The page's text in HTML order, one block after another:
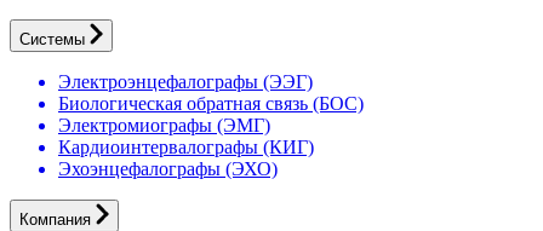
Системы
Электроэнцефалографы (ЭЭГ)
Биологическая обратная связь (БОС)
Электромиографы (ЭМГ)
Кардиоинтервалографы (КИГ)
Эхоэнцефалографы (ЭХО)
Компания